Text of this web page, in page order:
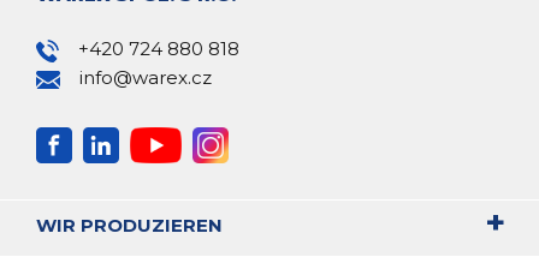
+420 724 880 818
info@warex.cz
WIR PRODUZIEREN